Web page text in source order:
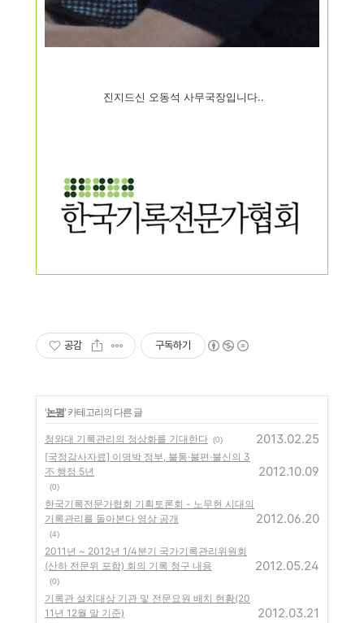
진지드신 오동석 사무국장입니다..
공감 구독하기
'논평' 카테고리의 다른 글
청와대 기록관리의 정상화를 기대한다 (0) 2013.02.25
[국정감사자료] 이명박 정부, 불통·불편·불신의 3
不 행정 5년
(0)
2012.10.09
한국기록전문가협회 기획토론회 - 노무현 시대의
기록관리를 돌아본다 영상 공개
(4)
2012.06.20
2011년 ~ 2012년 1/4분기 국가기록관리위원회
(산하 전문위 포함) 회의 기록 청구 내용
(0)
2012.05.24
기록관 설치대상 기관 및 전문요원 배치 현황(20
11년 12월 말 기준)
2012.03.21